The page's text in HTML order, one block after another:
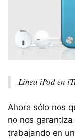
Línea iPod en
Ahora sólo nos
no nos
trabajando en